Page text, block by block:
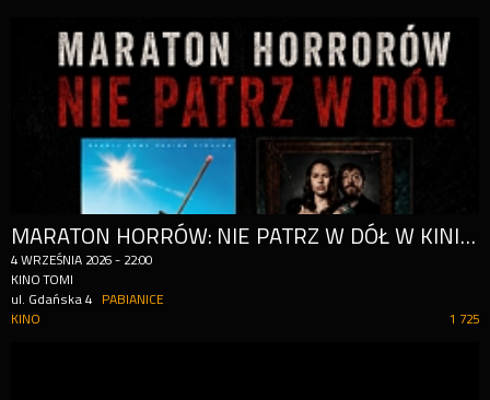
MARATON HORRÓW: NIE PATRZ W DÓŁ W KINIE TOMI!
4 WRZEŚNIA 2026 - 22:00
KINO TOMI
ul. Gdańska 4
PABIANICE
1 725
KINO